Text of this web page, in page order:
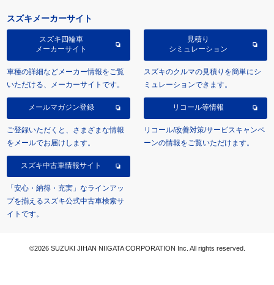
スズキメーカーサイト
スズキ四輪車
メーカーサイト
車種の詳細などメーカー情報をご覧
いただける、メーカーサイトです。
見積り
シミュレーション
スズキのクルマの見積りを簡単にシ
ミュレーションできます。
メールマガジン登録
ご登録いただくと、さまざまな情報
をメールでお届けします。
リコール等情報
リコール/改善対策/サービスキャンペ
ーンの情報をご覧いただけます。
スズキ中古車情報サイト
「安心・納得・充実」なラインアッ
プを揃えるスズキ公式中古車検索サ
イトです。
©2026 SUZUKI JIHAN NIIGATA CORPORATION Inc. All rights reserved.